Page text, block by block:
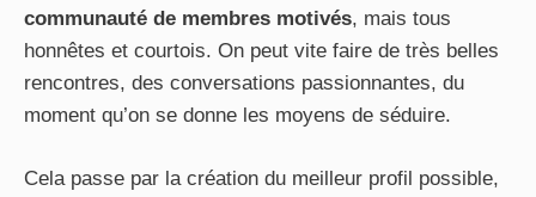
communauté de membres motivés, mais tous
honnêtes et courtois. On peut vite faire de très belles
rencontres, des conversations passionnantes, du
moment qu’on se donne les moyens de séduire.
Cela passe par la création du meilleur profil possible,